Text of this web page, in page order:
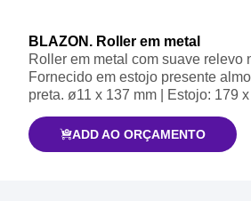
BLAZON. Roller em metal
Roller em metal com suave relevo
Fornecido em estojo presente
preta. ø11 x 137 mm | Estojo: 179
ADD AO ORÇAMENTO